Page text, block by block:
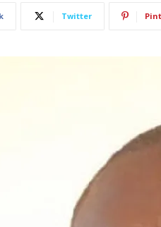
Twitter